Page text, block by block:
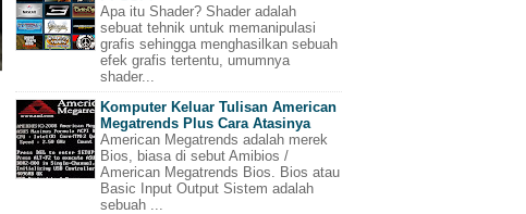
Apa itu Shader? Shader adalah
sebuat tehnik untuk memanipulasi
grafis sehingga menghasilkan sebuah
efek grafis tertentu, umumnya
shader...
Komputer Keluar Tulisan American
Megatrends Plus Cara Atasinya
American Megatrends adalah merek
Bios, biasa di sebut Amibios /
American Megatrends Bios. Bios atau
Basic Input Output Sistem adalah
sebuah ...